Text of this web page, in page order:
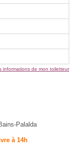
informations de mon toiletteur
Palalda
à 14h